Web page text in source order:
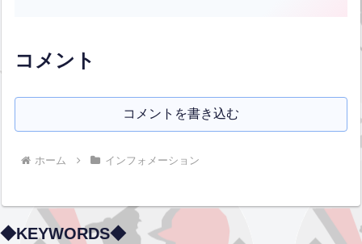
コメント
コメントを書き込む
ホーム インフォメーション
◆KEYWORDS◆